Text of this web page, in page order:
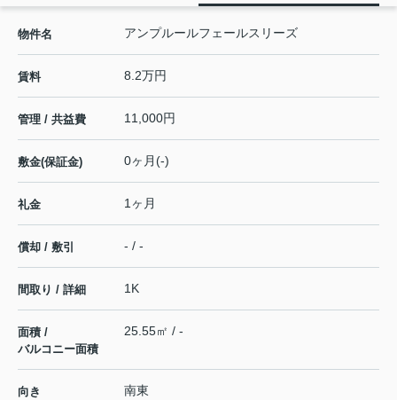
物件名 アンプルールフェールスリーズ
賃料 8.2万円
管理 / 共益費 11,000円
敷金(保証金) 0ヶ月(-)
礼金 1ヶ月
償却 / 敷引 - / -
間取り / 詳細 1K
面積 /
バルコニー面積
25.55㎡ / -
向き 南東